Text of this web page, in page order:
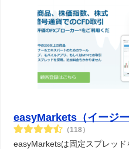
easyMarkets（イージー
（118）
easyMarketsは固定スプレッ